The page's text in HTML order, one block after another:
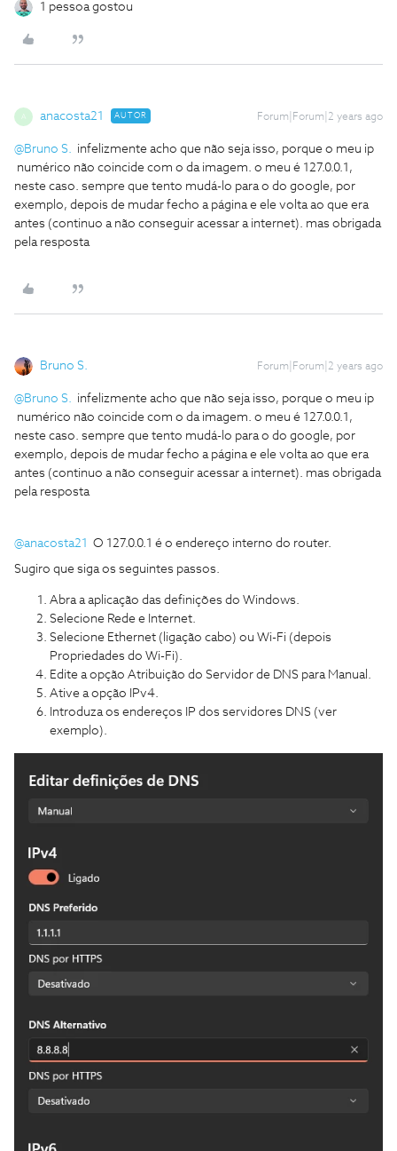
1 pessoa gostou
A anacosta21 AUTOR Forum|Forum|2 years ago
@Bruno S. infelizmente acho que não seja isso, porque o meu ip
numérico não coincide com o da imagem. o meu é 127.0.0.1,
neste caso. sempre que tento mudá-lo para o do google, por
exemplo, depois de mudar fecho a página e ele volta ao que era
antes (continuo a não conseguir acessar a internet). mas obrigada
pela resposta
Bruno S. Forum|Forum|2 years ago
@Bruno S. infelizmente acho que não seja isso, porque o meu ip
numérico não coincide com o da imagem. o meu é 127.0.0.1,
neste caso. sempre que tento mudá-lo para o do google, por
exemplo, depois de mudar fecho a página e ele volta ao que era
antes (continuo a não conseguir acessar a internet). mas obrigada
pela resposta
@anacosta21 O 127.0.0.1 é o endereço interno do router.
Sugiro que siga os seguintes passos.
Abra a aplicação das definições do Windows.
Selecione Rede e Internet.
Selecione Ethernet (ligação cabo) ou Wi-Fi (depois
Propriedades do Wi-Fi).
Edite a opção Atribuição do Servidor de DNS para Manual.
Ative a opção IPv4.
Introduza os endereços IP dos servidores DNS (ver
exemplo).